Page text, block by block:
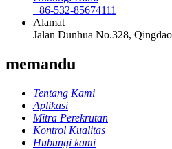
+86-532-85674111
Alamat
Jalan Dunhua No.328,
memandu
Tentang Kami
Aplikasi
Mitra Perekrutan
Kontrol Kualitas
Hubungi kami